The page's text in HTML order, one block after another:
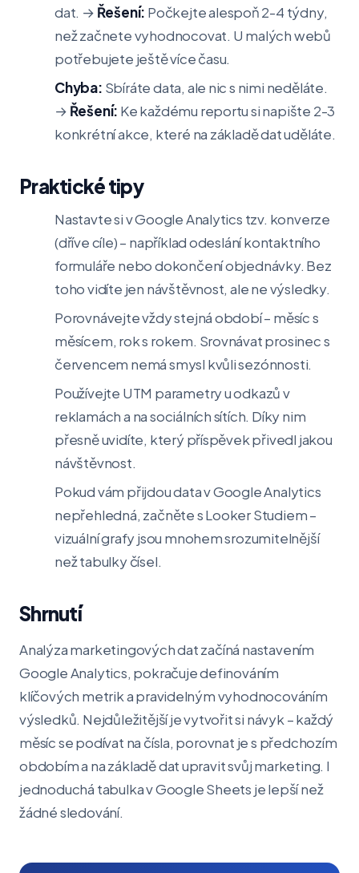
dat. → Řešení: Počkejte alespoň 2-4 týdny,
než začnete vyhodnocovat. U malých webů
potřebujete ještě více času.
Chyba: Sbíráte data, ale nic s nimi neděláte.
→ Řešení: Ke každému reportu si napište 2-3
konkrétní akce, které na základě dat uděláte.
Praktické tipy
Nastavte si v Google Analytics tzv. konverze
(dříve cíle) – například odeslání kontaktního
formuláře nebo dokončení objednávky. Bez
toho vidíte jen návštěvnost, ale ne výsledky.
Porovnávejte vždy stejná období – měsíc s
měsícem, rok s rokem. Srovnávat prosinec s
červencem nemá smysl kvůli sezónnosti.
Používejte UTM parametry u odkazů v
reklamách a na sociálních sítích. Díky nim
přesně uvidíte, který příspěvek přivedl jakou
návštěvnost.
Pokud vám přijdou data v Google Analytics
nepřehledná, začněte s Looker Studiem –
vizuální grafy jsou mnohem srozumitelnější
než tabulky čísel.
Shrnutí
Analýza marketingových dat začíná nastavením
Google Analytics, pokračuje definováním
klíčových metrik a pravidelným vyhodnocováním
výsledků. Nejdůležitější je vytvořit si návyk – každý
měsíc se podívat na čísla, porovnat je s předchozím
obdobím a na základě dat upravit svůj marketing. I
jednoduchá tabulka v Google Sheets je lepší než
žádné sledování.